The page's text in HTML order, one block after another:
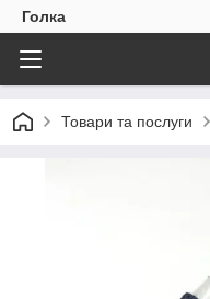
Голка
Товари та послуги